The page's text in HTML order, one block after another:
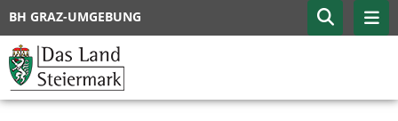
BH GRAZ-UMGEBUNG